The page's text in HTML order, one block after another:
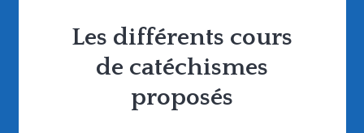
Les différents cours
de catéchismes
proposés